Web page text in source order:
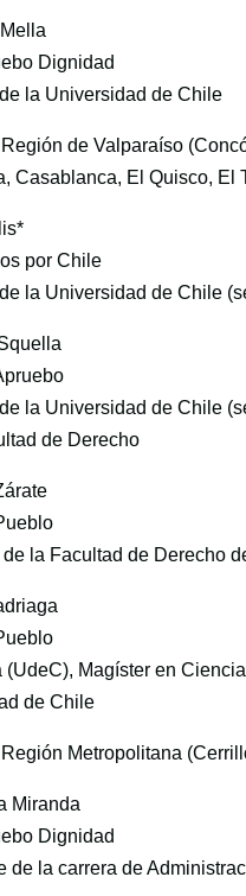
Dignidad
la Universidad de Chile
de Valparaíso
Casablanca, El Quisco, El
por Chile
la Universidad de Chile
la Universidad de Chile
de Derecho
de la Facultad de Derecho
(UdeC), Magíster en
de Chile
Metropolitana
Miranda
Dignidad
de la carrera de